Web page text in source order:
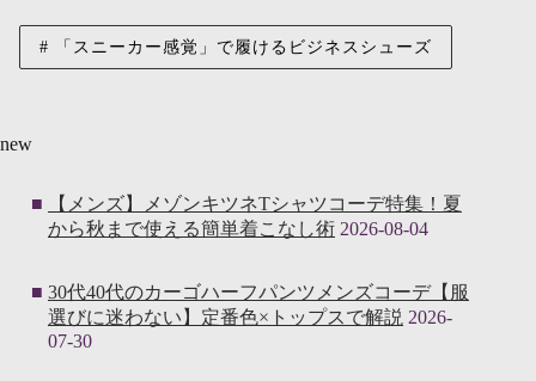
「スニーカー感覚」で履けるビジネスシューズ
new
【メンズ】メゾンキツネTシャツコーデ特集！夏
から秋まで使える簡単着こなし術 2026-08-04
30代40代のカーゴハーフパンツメンズコーデ【服
選びに迷わない】定番色×トップスで解説 2026-
07-30